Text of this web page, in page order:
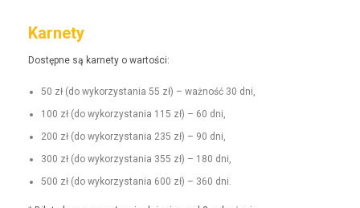
Karnety
Dostęp­ne są kar­ne­ty o wartości:
50 zł (do wyko­rzys­ta­nia 55 zł) – ważność 30 dni,
100 zł (do wyko­rzys­ta­nia 115 zł) – 60 dni,
200 zł (do wyko­rzys­ta­nia 235 zł) – 90 dni,
300 zł (do wyko­rzys­ta­nia 355 zł) – 180 dni,
500 zł (do wyko­rzys­ta­nia 600 zł) – 360 dni.